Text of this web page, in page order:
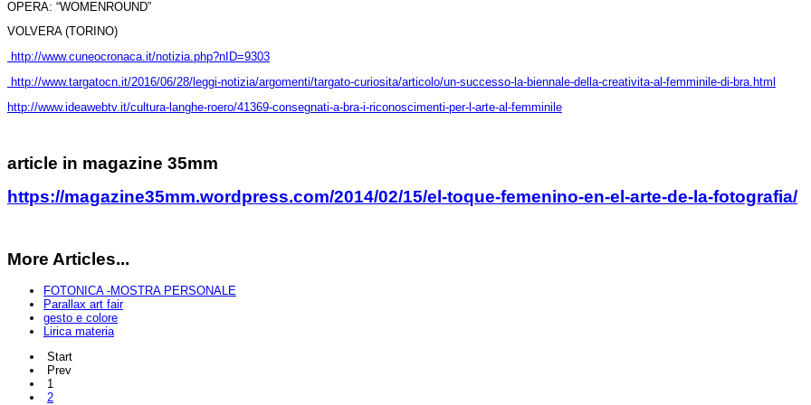
OPERA: “WOMENROUND”
VOLVERA (TORINO)
http://www.cuneocronaca.it/notizia.php?nID=9303
http://www.targatocn.it/2016/06/28/leggi-notizia/argomenti/targato-curiosita/articolo/un-successo-la-biennale-della-creativita-al-femminile-di-bra.html
http://www.ideawebtv.it/cultura-langhe-roero/41369-consegnati-a-bra-i-riconoscimenti-per-l-arte-al-femminile
article in magazine 35mm
https://magazine35mm.wordpress.com/2014/02/15/el-toque-femenino-en-el-arte-de-la-fotografia/
More Articles...
FOTONICA -MOSTRA PERSONALE
Parallax art fair
gesto e colore
Lirica materia
Start
Prev
1
2